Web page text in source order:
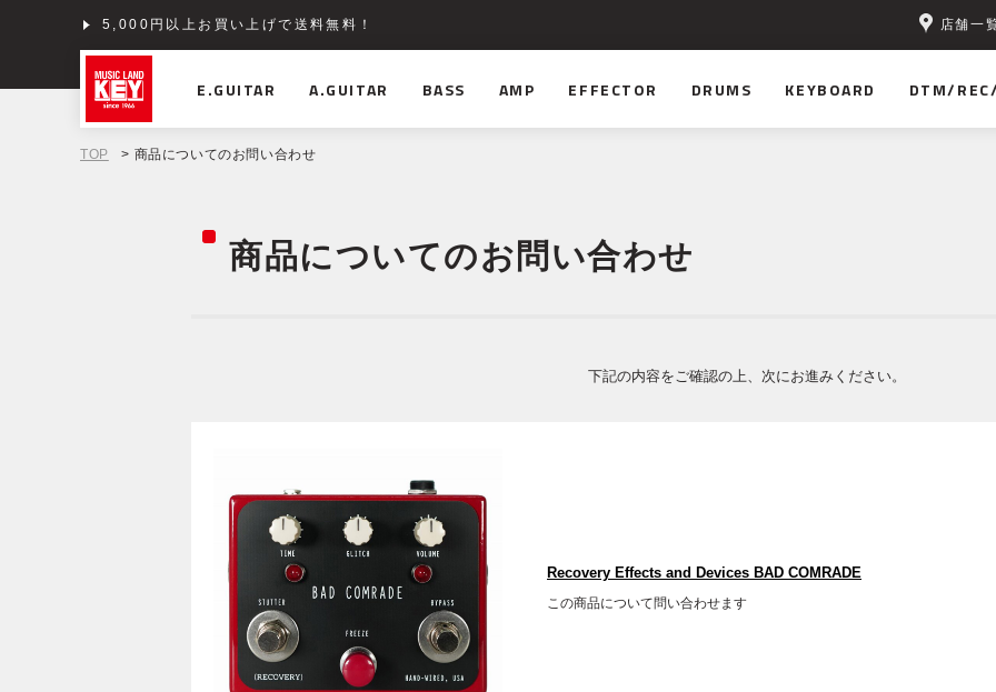
5,000円以上お買い上げで送料無料！ 店舗一
E.GUITAR A.GUITAR BASS AMP EFFECTOR DRUMS KEYBOARD DTM/
TOP > 商品についてのお問い合わせ
商品についてのお問い合わせ
下記の内容をご確認の上、次にお進みください。
Recovery Effects and Devices BAD COMRADE
この商品について問い合わせます